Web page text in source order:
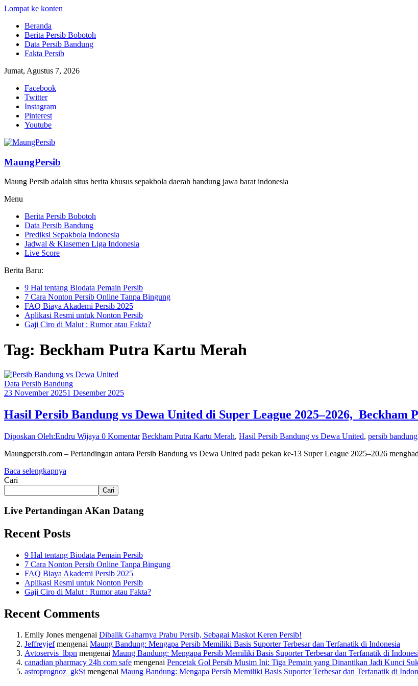
Lompat ke konten
Beranda
Berita Persib Bobotoh
Data Persib Bandung
Fakta Persib
Jumat, Agustus 7, 2026
Facebook
Twitter
Instagram
Pinterest
Youtube
MaungPersib
Maung Persib adalah situs berita khusus sepakbola daerah bandung jawa barat indonesia
Menu
Berita Persib Bobotoh
Data Persib Bandung
Prediksi Sepakbola Indonesia
Jadwal & Klasemen Liga Indonesia
Live Score
Berita Baru:
9 Hal tentang Biodata Pemain Persib
7 Cara Nonton Persib Online Tanpa Bingung
FAQ Biaya Akademi Persib 2025
Aplikasi Resmi untuk Nonton Persib
Gaji Ciro di Malut : Rumor atau Fakta?
Tag: Beckham Putra Kartu Merah
Data Persib Bandung
23 November 20251 Desember 2025
Hasil Persib Bandung vs Dewa United di Super League 2025–2026,
Diposkan Oleh:Endru Wijaya 0 Komentar Beckham Putra Kartu Merah, Hasil Persib Bandung vs Dewa United, persib bandung
Maungpersib.com – Pertandingan antara Persib Bandung vs Dewa United pada pekan ke-13 Super League 2025–2026
Baca selengkapnya
Cari
Cari
Live Pertandingan AKan Datang
Recent Posts
9 Hal tentang Biodata Pemain Persib
7 Cara Nonton Persib Online Tanpa Bingung
FAQ Biaya Akademi Persib 2025
Aplikasi Resmi untuk Nonton Persib
Gaji Ciro di Malut : Rumor atau Fakta?
Recent Comments
Emily Jones mengenai Dibalik Gaharnya Prabu Persib, Sebagai Maskot Keren Persib!
Jeffreyjefmengenai Maung Bandung: Mengapa Persib Memiliki Basis Suporter Terbesar dan Terfanatik di Indonesia
Avtoservis_lbpn mengenai Maung Bandung: Mengapa Persib Memiliki Basis Suporter Terbesar dan Terfanatik di
canadian pharmacy 24h com safe mengenai Pencetak Gol Persib Musim Ini: Tiga Pemain yang Dinantikan Jadi Kunci
astroprognoz_gkStmengenai Maung Bandung: Mengapa Persib Memiliki Basis Suporter Terbesar dan Terfanatik di